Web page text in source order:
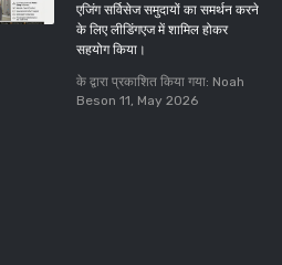
एजिंग सर्विसेज समुदायों का समर्थन करने
के लिए लीडिंगएज में शामिल होकर
सहयोग किया।
के द्वारा प्रकाशित किया गया: Noah
Beson 11, May 2026